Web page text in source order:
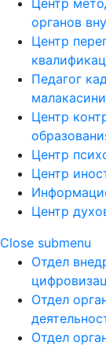
Центр
органов
Центр
Педагог
Центр
Центр
Центр
Центр
Close submenu
Отдел
Отдел
Отдел